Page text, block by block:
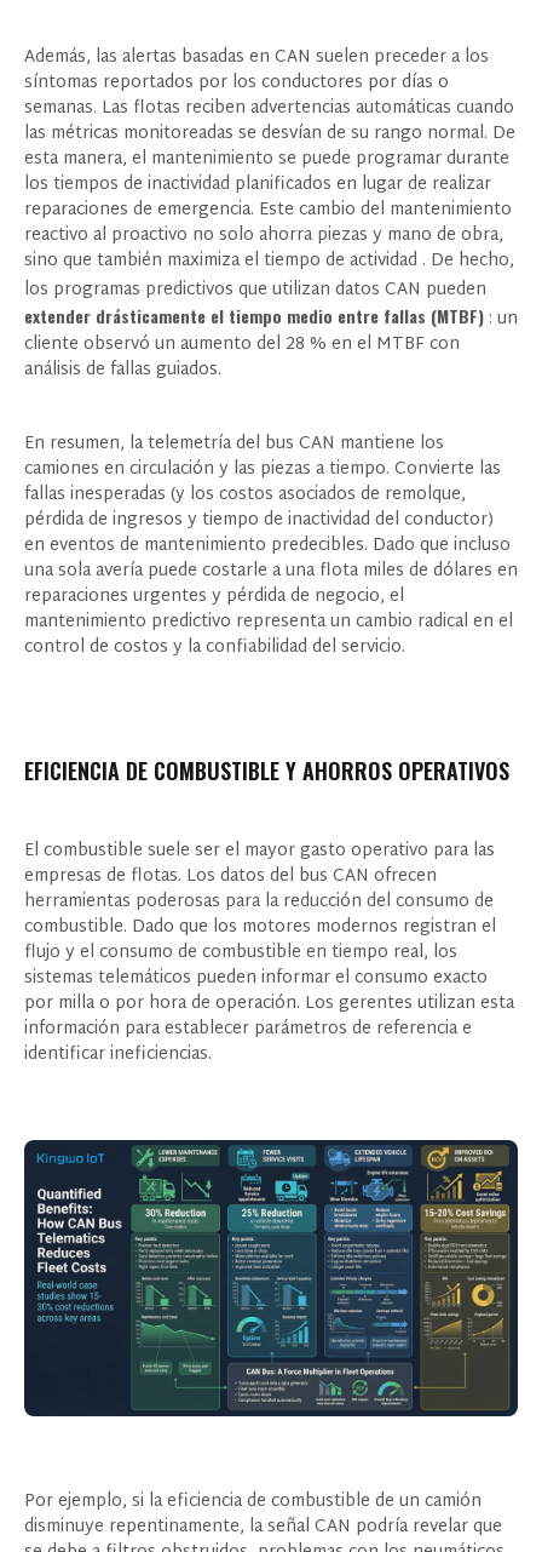
Además, las alertas basadas en CAN suelen preceder a los
síntomas reportados por los conductores por días o
semanas. Las flotas reciben advertencias automáticas cuando
las métricas monitoreadas se desvían de su rango normal. De
esta manera, el mantenimiento se puede programar durante
los tiempos de inactividad planificados en lugar de realizar
reparaciones de emergencia. Este cambio del mantenimiento
reactivo al proactivo no solo ahorra piezas y mano de obra,
sino que también maximizael tiempo de actividad . De hecho,
los programas predictivos que utilizan datos CAN pueden
extender drásticamente el tiempo medio entre fallas (MTBF) : un
cliente observó un aumento del 28 % en el MTBF con
análisis de fallas guiados.
En resumen, la telemetría del bus CAN mantiene los
camiones en circulación y las piezas a tiempo. Convierte las
fallas inesperadas (y los costos asociados de remolque,
pérdida de ingresos y tiempo de inactividad del conductor)
en eventos de mantenimiento predecibles. Dado que incluso
una sola avería puede costarle a una flota miles de dólares en
reparaciones urgentes y pérdida de negocio, el
mantenimiento predictivo representa un cambio radical en el
control de costos y la confiabilidad del servicio.
EFICIENCIA DE COMBUSTIBLE Y AHORROS OPERATIVOS
El combustible suele ser el mayor gasto operativo para las
empresas de flotas. Los datos del bus CAN ofrecen
herramientas poderosas para la reducción del consumo de
combustible. Dado que los motores modernos registran el
flujo y el consumo de combustible en tiempo real, los
sistemas telemáticos pueden informar el consumo exacto
por milla o por hora de operación. Los gerentes utilizan esta
información para establecer parámetros de referencia e
identificar ineficiencias.
Por ejemplo, si la eficiencia de combustible de un camión
disminuye repentinamente, la señal CAN podría revelar que